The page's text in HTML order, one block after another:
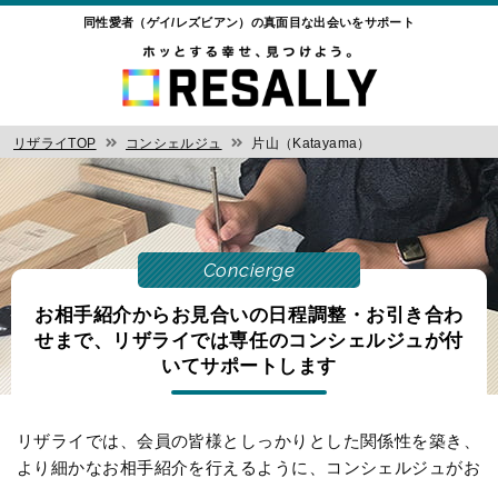
同性愛者（ゲイ/レズビアン）の真面目な出会いをサポート
リザライTOP コンシェルジュ 片山（Katayama）
Concierge
お相手紹介からお見合いの日程調整・お引き合わ
せまで、
リザライでは専任のコンシェルジュが付
いてサポートします
リザライでは、会員の皆様としっかりとした関係性を築き、
より細かなお相手紹介を行えるように、コンシェルジュがお